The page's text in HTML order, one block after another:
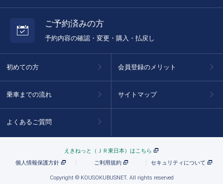
ご予約済みの方
予約内容の確認・変更・購入・払戻し
初めての方
乗車までの流れ
よくあるご質問
会員登録のメリット
サイトマップ
えきねっと（ＪＲ東日本）はこちら
個人情報保護方針
ご利用規約 セキュリティについて
Copyright © KOUSOKUBUSNET. All rights reserved